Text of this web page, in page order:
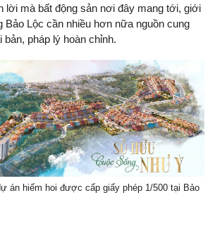
lời mà bất động sản nơi đây mang tới, giới
Bảo Lộc cần nhiều hơn nữa nguồn cung
pháp lý hoàn chỉnh.
án hiếm hoi được cấp giấy phép 1/500 tại Bảo